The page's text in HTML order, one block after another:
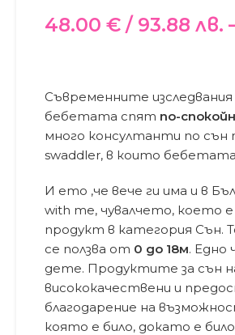
48.00 € / 93.88 лв.
Съвременните изследвания
бебетата спят по-
много консултанти по сън
swaddler, в които
И ето ,че вече ги има и в
with me, чувалчето, което е
продукт в категория Сън.
се ползва от 0 до 18м. Едно
дете. Продуктите за сън
висококачествени и
благодарение на
която е било, докато е